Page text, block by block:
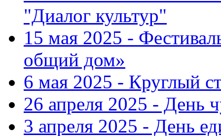
"Диалог культур"
15 мая 2025 -
общий дом»
6 мая 2025 - Круглый
26 апреля 2025 - День
3 апреля 2025 - День